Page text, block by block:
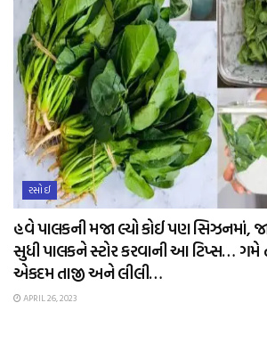
રસોઈ
હવે પાલકની મજા લ્યો કોઈ પણ સિઝનમાં,
સુધી પાલકને સ્ટોર કરવાની આ ટિપ્સ… ગમે
એકદમ તાજી અને લીલી…
APRIL 26, 2023